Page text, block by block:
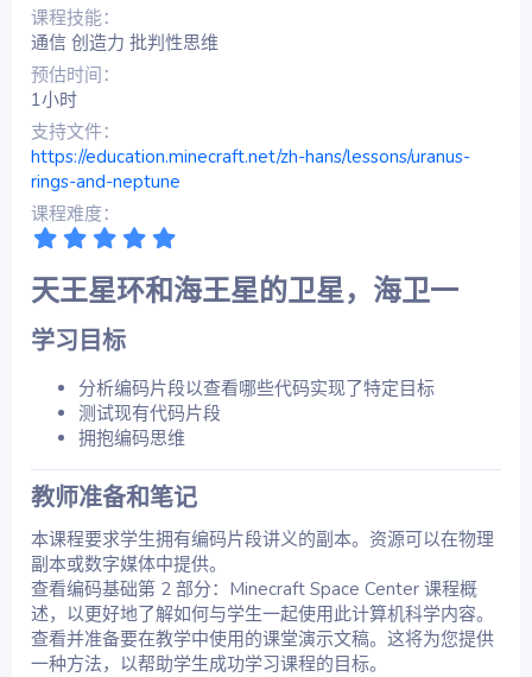
课程技能
通信 创造力 批判性思维
预估时间
1小时
支持文件
https://education.minecraft.net/zh-hans/lessons/uranus-
rings-and-neptune
课程难度
0
0
天王星环和海王星的卫星，海卫一​
学习目标​
分析编码片段以查看哪些代码实现了特定目标
测试现有代码片段
拥抱编码思维
教师准备和笔记​
本课程要求学生拥有编码片段讲义的副本。资源可以在物理
副本或数字媒体中提供。
查看编码基础第 2 部分：Minecraft Space Center 课程概
述，以更好地了解如何与学生一起使用此计算机科学内容。
查看并准备要在教学中使用的课堂演示文稿。这将为您提供
一种方法，以帮助学生成功学习课程的目标。